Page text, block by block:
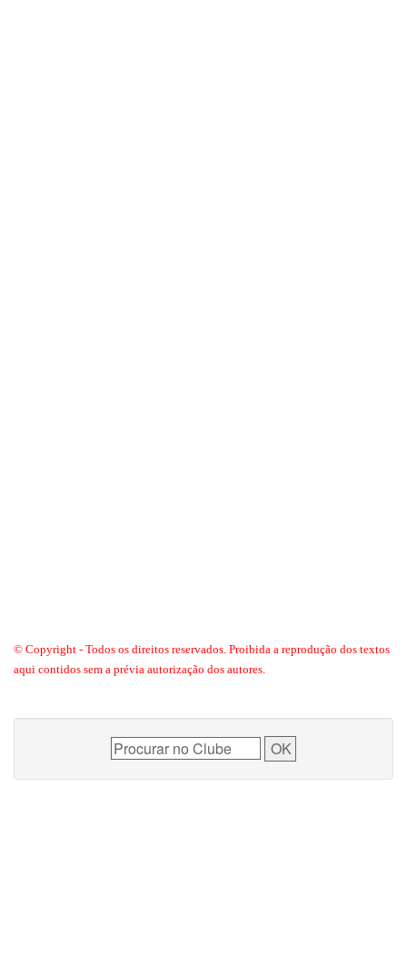
© Copyright - Todos os direitos reservados. Proibida a reprodução dos textos
aqui contidos sem a prévia autorização dos autores.